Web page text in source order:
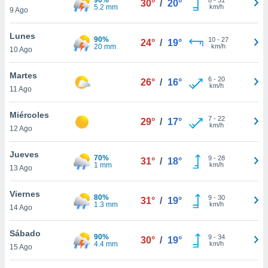
más
nuestra
y
de
disponible
cookies
aceptar
9 Ago
5.2 mm
30° / 20°
km/h
Lunes
10 Ago
90%
20 mm
24° / 19° 10- 27
km/h
Martes
11 Ago
26° / 16° 6- 20
km/h
Miércoles
12 Ago
29° / 17° 7- 22
km/h
Jueves
13 Ago
70%
1 mm
31° / 18° 9- 28
km/h
Viernes
14 Ago
80%
1.3 mm
31° / 19° 9- 30
km/h
Sábado
15 Ago
90%
4.4 mm
30° / 19° 9- 34
km/h